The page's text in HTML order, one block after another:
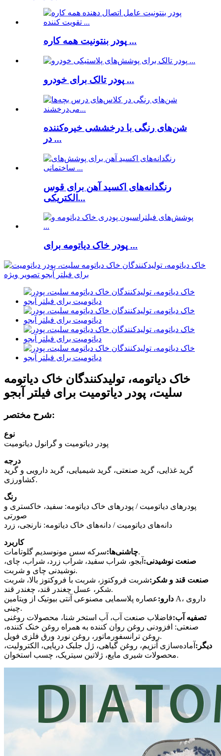
پودر بنتونیت همه کاره ...
پودر تالک برای خودرو ...
شن‌های رنگی با درخششی خیره‌کننده
در ...
رنگدانه‌های اکسید آهن برای قوس
الکتریکی...
پودر خاک دیاتومه برای ...
خاک دیاتومه، تولیدکنندگان خاک دیاتومه
سلیت، پودر دیاتومیت برای فیلتر آبجو
شرح مختصر:
نوع
پودر دیاتومیت و گرانول دیاتومیت
درجه
گرید غذایی، گرید صنعتی، گرید شیمیایی، گرید دارویی و گرید
کشاورزی.
رنگ
پودرهای دیاتومیت / پودرهای خاک دیاتومه: سفید، خاکستری و
صورتی
دانه‌های دیاتومیت / دانه‌های خاک دیاتومه: نارنجی، زرد
کاربرد
چاشنی‌ها:سرکه سس مونوسدیم گلوتامات.
صنعت نوشیدنی: آبجو، شراب سفید، شراب زرد، شراب، چای،
نوشیدنی چای و شربت.
صنعت قند و شکر:شربت فروکتوز، شربت با فروکتوز بالا، شربت
شکر، عسل چغندر قند، چغندر قند.
دارو:عصاره پلاسمایی مصنوعی آنتی بیوتیک از ویتامین A، داروی
چینی.
تصفیه آب:فاضلاب صنعت آب، آب استخر شنا، محصولات روغنی
صنعتی: افزودنی روغن روان کننده به همراه روغن خنک کننده،
روغن ترانسفورماتور، روغن نورد ورق فلزی فویل.
دیگر: آماده‌سازی آنزیم، روغن گیاهی، ژل جلبک دریایی، الکترولیت،
محصولات شیری مایع، ژلاتین سیتریک، چسب استخوان.